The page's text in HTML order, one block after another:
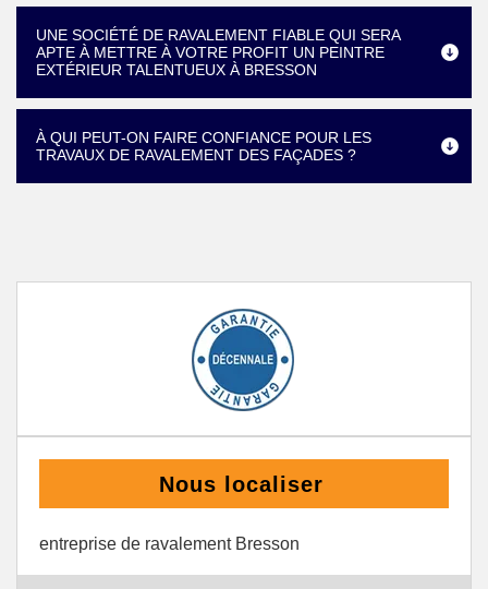
UNE SOCIÉTÉ DE RAVALEMENT FIABLE QUI SERA
APTE À METTRE À VOTRE PROFIT UN PEINTRE
EXTÉRIEUR TALENTUEUX À BRESSON
À QUI PEUT-ON FAIRE CONFIANCE POUR LES
TRAVAUX DE RAVALEMENT DES FAÇADES ?
Nous localiser
entreprise de ravalement Bresson